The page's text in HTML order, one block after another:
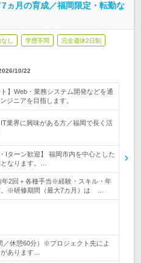
ヵ月の育成／福岡限定・転勤な
し 学歴不問 完全週休2日制
10/22
】Web・業務システム開発などを通
ジニアを目指します。
業界に興味がある方／福岡で長く活
Iターン歓迎】 福岡市内を中心とした
なります。…
年2回＋各種手当※経験・スキル・年
。※研修期間（最大7カ月）は …
／休憩60分）※プロジェクト先によ
あります…